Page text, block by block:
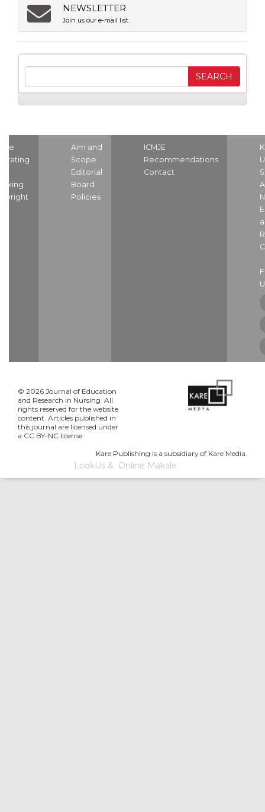
NEWSLETTER
Join us our e-mail list
Aim and
Scope
Editorial
Board
Policies
ICMJE
Recommendations
Contact
© 2026 Journal of Education
and Research in Nursing. All
rights reserved for the website
content. Articles published in
this journal are licensed under
a CC BY-NC license.
Kare Publishing is a subsidiary of Kare Media.
LookUs& Online Makale